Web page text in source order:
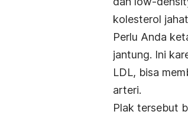
kolesterol
Perlu Anda
jantung. Ini
LDL, bisa
arteri.
Plak tersebut